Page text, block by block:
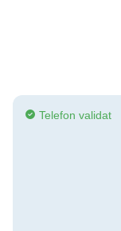
Telefon validat